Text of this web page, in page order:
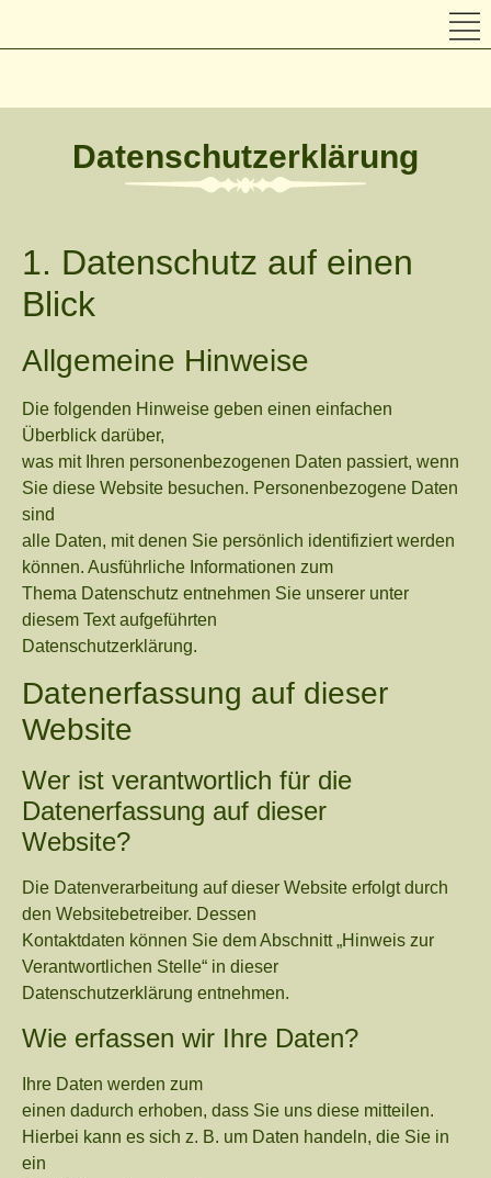
Datenschutzerklärung
1. Datenschutz auf einen
Blick
Allgemeine Hinweise
Die folgenden Hinweise geben einen einfachen
Überblick darüber,
was mit Ihren personenbezogenen Daten passiert, wenn
Sie diese Website besuchen. Personenbezogene Daten
sind
alle Daten, mit denen Sie persönlich identifiziert werden
können. Ausführliche Informationen zum
Thema Datenschutz entnehmen Sie unserer unter
diesem Text aufgeführten
Datenschutzerklärung.
Datenerfassung auf dieser
Website
Wer ist verantwortlich für die
Datenerfassung auf dieser
Website?
Die Datenverarbeitung auf dieser Website erfolgt durch
den Websitebetreiber. Dessen
Kontaktdaten können Sie dem Abschnitt „Hinweis zur
Verantwortlichen Stelle“ in dieser
Datenschutzerklärung entnehmen.
Wie erfassen wir Ihre Daten?
Ihre Daten werden zum
einen dadurch erhoben, dass Sie uns diese mitteilen.
Hierbei kann es sich z. B. um Daten handeln, die Sie in
ein